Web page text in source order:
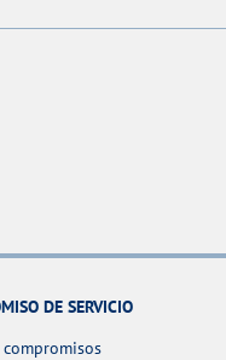
DE SERVICIO